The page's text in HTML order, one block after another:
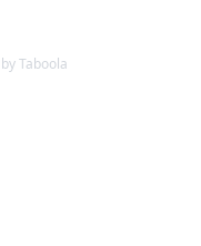
by Taboola